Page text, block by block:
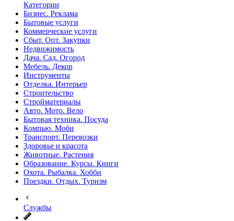
Категории
Бизнес. Реклама
Бытовые услуги
Коммерческие услуги
Сбыт. Опт. Закупки
Недвижимость
Дача. Сад. Огород
Мебель. Декор
Инструменты
Отделка. Интерьер
Строительство
Стройматериалы
Авто. Мото. Вело
Бытовая техника. Посуда
Компью. Моби
Транспорт. Перевозки
Здоровье и красота
Животные. Растения
Образование. Курсы. Книги
Охота. Рыбалка. Хобби
Поездки. Отдых. Туризм
Службы